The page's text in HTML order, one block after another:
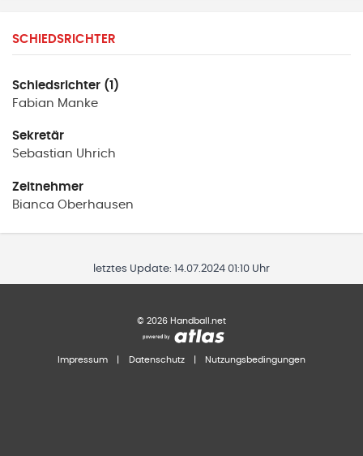
SCHIEDSRICHTER
Schiedsrichter (1)
Fabian Manke
Sekretär
Sebastian Uhrich
Zeitnehmer
Bianca Oberhausen
letztes Update: 14.07.2024 01:10 Uhr
© 2026 Handball.net
Impressum Datenschutz Nutzungsbedingungen